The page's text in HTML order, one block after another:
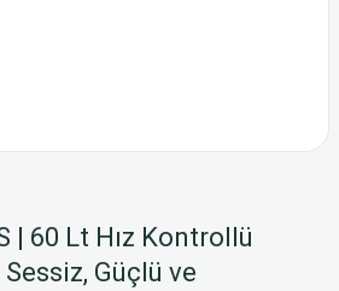
| 60 Lt Hız Kontrollü
Güçlü ve